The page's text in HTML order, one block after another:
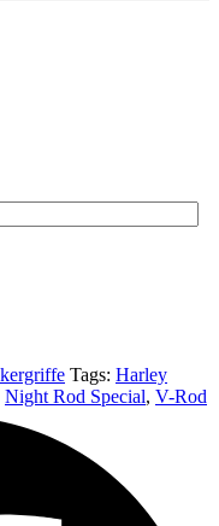
Tags: Harley
Night Rod Special, V-Rod